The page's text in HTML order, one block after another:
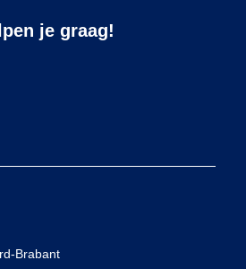
je graag!
Brabant